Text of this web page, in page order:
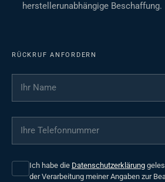
herstellerunabhängige Beschaffung.
RÜCKRUF ANFORDERN
Ihr Name
Ihre Telefonnummer
Ich habe die Datenschutzerklärung
der Verarbeitung meiner Angaben zur